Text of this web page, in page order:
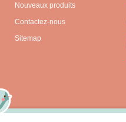
Nouveaux produits
Contactez-nous
Sitemap